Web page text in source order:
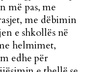
më pas, me
me dëbimin
e shkollës në
helmimet,
edhe për